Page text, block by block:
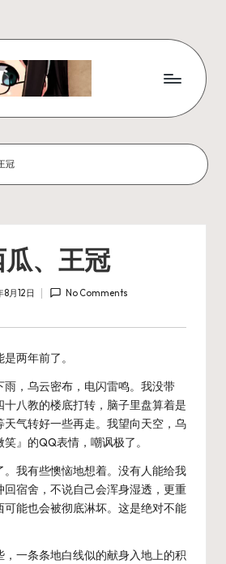
冠
、王冠
8月12日 No Comments
两年前了。
雨，乌云密布，电闪雷鸣。我没带
八教的楼底打转，脑子里盘算着是
天气转好一些再走。我望向天空，乌
』的QQ表情，嘲讽极了。
。我有些懊恼地想着。没有人能给我
回宿舍，不说自己会浑身湿透，更重
可能也会被彻底淋坏。这是绝对不能
一条条地白线似的献身入地上的积